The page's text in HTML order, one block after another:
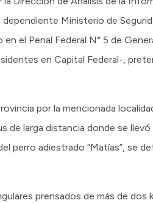
Ministerio de
el Penal Federal N° 5 de
en Capital Federal-,
por la mencionada
de larga distancia donde se llevó
perro adiestrado “Matías”, se
prensados de más de dos